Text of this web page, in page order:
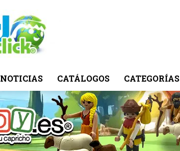
NOTICIAS CATÁLOGOS CATEGORÍAS